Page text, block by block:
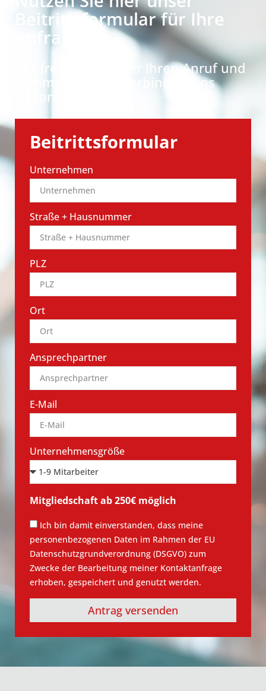
Beitrittsformular für Ihre
Anfrage
Wir freuen uns über Ihren Anruf und
kommen gern unverbindlich ins
Gespräch.
Beitrittsformular
Unternehmen
Straße + Hausnummer
PLZ
Ort
Ansprechpartner
E-Mail
Unternehmensgröße
Mitgliedschaft ab 250€ möglich
Ich bin damit einverstanden, dass meine
personenbezogenen Daten im Rahmen der EU
Datenschutzgrundverordnung (DSGVO) zum
Zwecke der Bearbeitung meiner Kontaktanfrage
erhoben, gespeichert und genutzt werden.
Antrag versenden